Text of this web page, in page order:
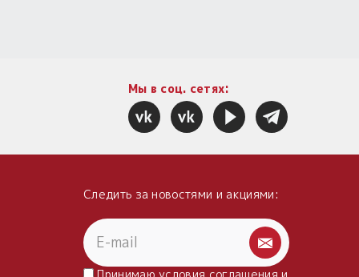
Мы в соц. сетях:
Следить за новостями и акциями: